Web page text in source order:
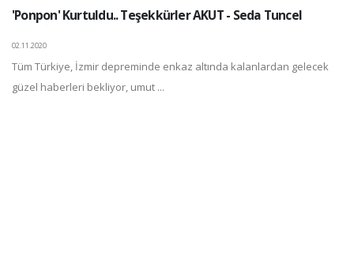
'Ponpon' Kurtuldu.. Teşekkürler AKUT - Seda Tuncel
02.11.2020
Tüm Türkiye, İzmir depreminde enkaz altında kalanlardan gelecek
güzel haberleri bekliyor, umut ...